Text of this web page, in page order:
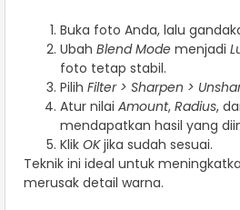
Buka foto Anda, lalu
Ubah Blend Mode menjadi
foto tetap stabil.
Pilih Filter > Sharpen >
Atur nilai Amount, Radius,
mendapatkan hasil yang
Klik OKjika sudah sesuai.
Teknik ini ideal untuk
merusak detail warna.